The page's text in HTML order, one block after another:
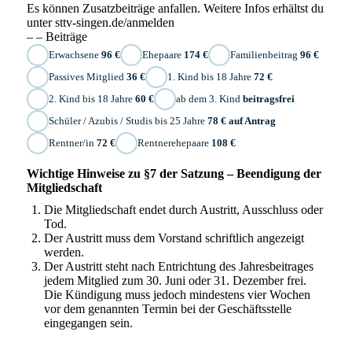
Es können Zusatzbeiträge anfallen. Weitere Infos erhältst du
unter sttv-singen.de/anmelden
– – Beiträge
Erwachsene 96 € Ehepaare 174 € Familienbeitrag 96 €
Passives Mitglied 36 € 1. Kind bis 18 Jahre 72 €
2. Kind bis 18 Jahre 60 € ab dem 3. Kind beitragsfrei
Schüler / Azubis / Studis bis 25 Jahre 78 € auf Antrag
Rentner/in 72 € Rentnerehepaare 108 €
Wichtige Hinweise zu §7 der Satzung – Beendigung der
Mitgliedschaft
Die Mitgliedschaft endet durch Austritt, Ausschluss oder
Tod.
Der Austritt muss dem Vorstand schriftlich angezeigt
werden.
Der Austritt steht nach Entrichtung des Jahresbeitrages
jedem Mitglied zum 30. Juni oder 31. Dezember frei.
Die Kündigung muss jedoch mindestens vier Wochen
vor dem genannten Termin bei der Geschäftsstelle
eingegangen sein.